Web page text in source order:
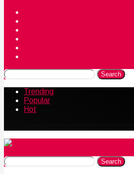
Search
Trending
Popular
Hot
Search